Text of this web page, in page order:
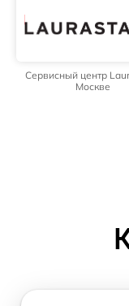
Сервисный центр
Москве